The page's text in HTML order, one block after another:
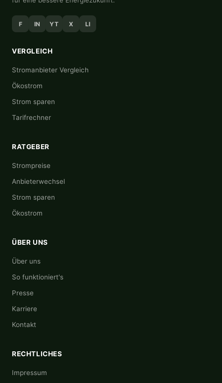
F IN YT X LI
VERGLEICH
Stromanbieter Vergleich
Ökostrom
Strom sparen
Tarifrechner
RATGEBER
Strompreise
Anbieterwechsel
Strom sparen
Ökostrom
ÜBER UNS
Über uns
So funktioniert's
Presse
Karriere
Kontakt
RECHTLICHES
Impressum